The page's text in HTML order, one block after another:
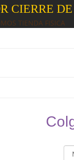
CIERRE
TIENDA FISICA